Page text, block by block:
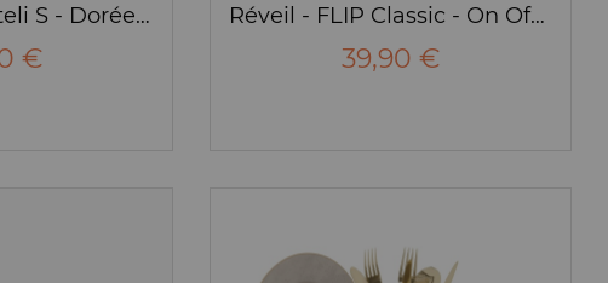
Lampe LED - Steli S - Dorée - Lexon
€
Réveil - FLIP Classic - On Off - vert - Lexon
39,90 €